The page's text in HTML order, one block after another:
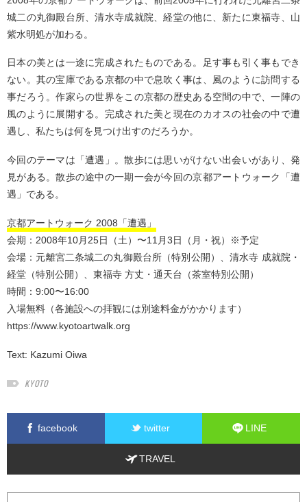
城二の丸御殿台所、清水寺成就院、経堂の他に、新たに東福寺、山
紫水明処が加わる。
日本の美とは一途に完成されたものである。足す事も引く事もでき
ない。其の宝庫である京都の中で息吹く事は、風のように訪問する
事だろう。作家らの世界をこの京都の歴史ある空間の中で、一陣の
風のように展開する。完成された美と現在のカオスの社会の中で遭
遇し、私たちは何を見つけ出すのだろうか。
今回のテーマは「遭遇」。散歩には思いがけない出会いがあり、発
見がある。散歩の途中の一期一会が今回の京都アートウォーク「遭
遇」である。
京都アートウォーク 2008「遭遇」
会期：2008年10月25日（土）〜11月3日（月・祝）※予定
会場：元離宮二条城二の丸御殿台所（特別公開）、清水寺 成就院・
経堂（特別公開）、東福寺 方丈・通天台（茶室特別公開）
時間：9:00〜16:00
入場無料（各施設への拝観には別途料金がかかります）
https://www.kyotoartwalk.org
Text: Kazumi Oiwa
KYOTO
facebook twitter LINE
TRAVEL